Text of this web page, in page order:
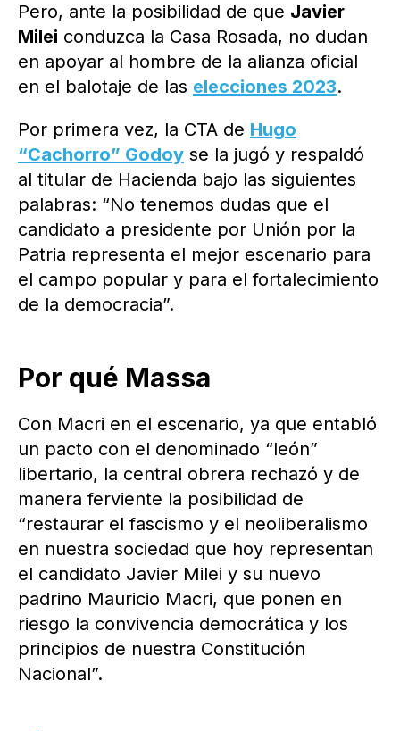
Pero, ante la posibilidad de que Javier
Milei conduzca la Casa Rosada, no dudan
en apoyar al hombre de la alianza oficial
en el balotaje de las elecciones 2023.
Por primera vez, la CTA de Hugo
“Cachorro” Godoy se la jugó y respaldó
al titular de Hacienda bajo las siguientes
palabras: “No tenemos dudas que el
candidato a presidente por Unión por la
Patria representa el mejor escenario para
el campo popular y para el fortalecimiento
de la democracia”.
Por qué Massa
Con Macri en el escenario, ya que entabló
un pacto con el denominado “león”
libertario, la central obrera rechazó y de
manera ferviente la posibilidad de
“restaurar el fascismo y el neoliberalismo
en nuestra sociedad que hoy representan
el candidato Javier Milei y su nuevo
padrino Mauricio Macri, que ponen en
riesgo la convivencia democrática y los
principios de nuestra Constitución
Nacional”.